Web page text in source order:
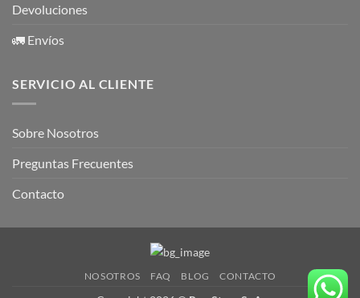
Devoluciones
🚛 Envíos
SERVICIO AL CLIENTE
Sobre Nosotros
Preguntas Frecuentes
Contacto
NOSOTROS FAQ BLOG CONTACTO